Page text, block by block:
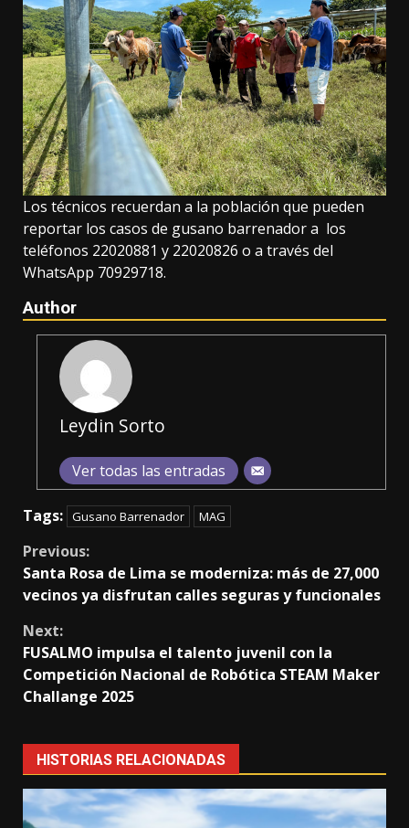
Los técnicos recuerdan a la población que pueden
reportar los casos de gusano barrenador a los
teléfonos 22020881 y 22020826 o a través del
WhatsApp 70929718.
Author
Leydin Sorto
Ver todas las entradas
Tags: Gusano Barrenador MAG
Continue
Reading
Previous:
Santa Rosa de Lima se moderniza: más de 27,000
vecinos ya disfrutan calles seguras y funcionales
Next:
FUSALMO impulsa el talento juvenil con la
Competición Nacional de Robótica STEAM Maker
Challange 2025
HISTORIAS RELACIONADAS